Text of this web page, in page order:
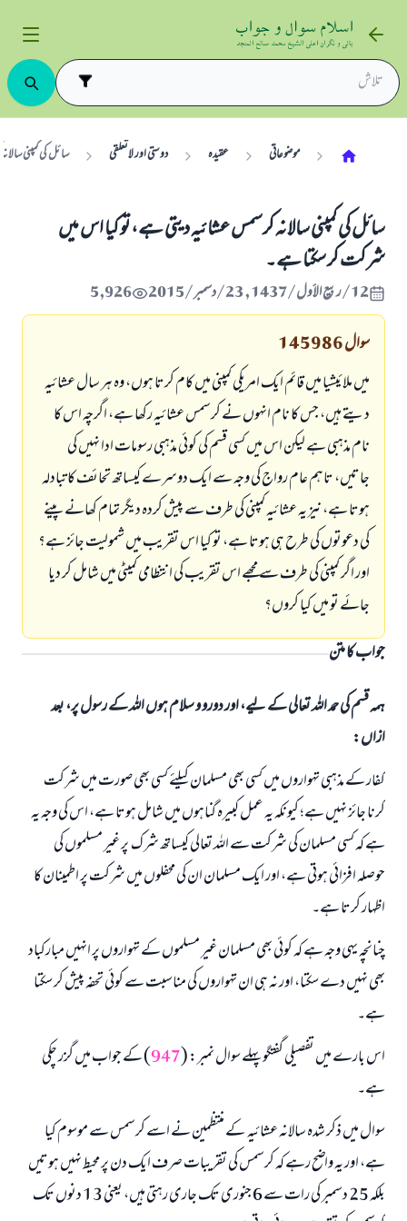
موضوعاتی عقیدہ دوستی اور لاتعلقی سائل کی کمپنی
سائل کی کمپنی سالانہ کرسمس عشائیہ دیتی ہے، تو کیا اس میں
شرکت کر سکتا ہے۔
12/ربيع الأول/1437 , 23/دسمبر/2015 5,926
سوال145986
میں ملائیشیا میں قائم ایک امریکی کمپنی میں کام کرتا ہوں، وہ ہر سال عشائیہ
دیتے ہیں، جس کا نام انہوں نے کرسمس عشائیہ رکھا ہے، اگرچہ اس کا
نام مذہبی ہے لیکن اس میں کسی قسم کی کوئی مذہبی رسومات ادا نہیں کی
جاتیں، تاہم عام رواج کی وجہ سے ایک دوسرے کیساتھ تحائف کا تبادلہ
ہوتا ہے، نیز یہ عشائیہ کمپنی کی طرف سے پیش کردہ دیگر تمام کھانے پینے
کی دعوتوں کی طرح ہی ہوتا ہے، تو کیا اس تقریب میں شمولیت جائز ہے؟
اور اگر کمپنی کی طرف سے مجھے اس تقریب کی انتظامی کمیٹی میں شامل کر دیا
جائے تو میں کیا کروں؟
جواب کا متن
ہمہ قسم کی حمد اللہ تعالی کے لیے، اور دورو و سلام ہوں اللہ کے رسول پر، بعد
ازاں:
کفار کے مذہبی تہواروں میں کسی بھی مسلمان کیلئے کسی بھی صورت میں شرکت
کرنا جائز نہیں ہے؛ کیونکہ یہ عمل کبیرہ گناہوں میں شامل ہوتا ہے، اس کی وجہ یہ
ہے کہ کسی مسلمان کی شرکت سے اللہ تعالی کیساتھ شرک پر غیر مسلموں کی
حوصلہ افزائی ہوتی ہے، اور ایک مسلمان ان کی محفلوں میں شرکت پر اطمینان کا
اظہار کرتا ہے۔
چنانچہ یہی وجہ ہے کہ کوئی بھی مسلمان غیر مسلموں کے تہواروں پر انہیں مبارکباد
بھی نہیں دے سکتا، اور نہ ہی ان تہواروں کی مناسبت سے کوئی تحفہ پیش کر سکتا
ہے۔
اس بارے میں تفصیلی گفتگو پہلے سوال نمبر: (947) کے جواب میں گزر چکی
ہے۔
سوال میں ذکر شدہ سالانہ عشائیہ کے منتظمین نے اسے کرسمس سے موسوم کیا
ہے، اور یہ واضح رہے کہ کرسمس کی تقریبات صرف ایک دن پر محیط نہیں ہوتیں
بلکہ 25 دسمبر کی رات سے 6 جنوری تک جاری رہتی ہیں، یعنی 13 دنوں تک